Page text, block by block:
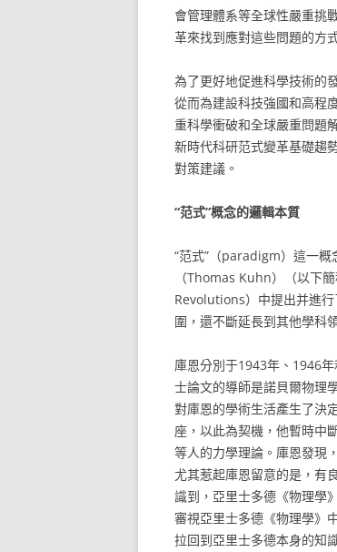
會管理體系等全球性嚴重挑
革來找到應對這些問題的方
為了更好地促進科學技術的
從而為建設科技強國和高程
重科學衝破和全球嚴重問題
新時代科研范式變革基礎趨
對策建議。
“范式”概念的邏輯本質
“范式”（paradigm）這一
（Thomas Kuhn）（以下
Revolutions）中提出并進行
圍，還不斷延長到其他學科
庫恩分別于1943年、1946
士論文的導師是諾貝爾物理
對庫恩的學術生活產生了決
座，以此為契機，他暫時中
等人的力學理論。庫恩發現
尤其惹起庫恩留意的是，有
識到，亞里士多德《物理學
審視亞里士多德《物理學》
拉回到亞里士多德本身的知